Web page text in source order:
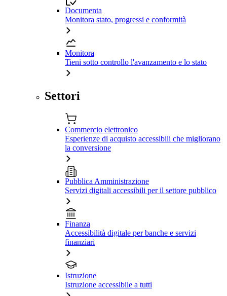
Documenta
Monitora stato, progressi e conformità
Monitora
Tieni sotto controllo l'avanzamento e lo stato
Settori
Commercio elettronico
Esperienze di acquisto accessibili che migliorano
la conversione
Pubblica Amministrazione
Servizi digitali accessibili per il settore pubblico
Finanza
Accessibilità digitale per banche e servizi
finanziari
Istruzione
Istruzione accessibile a tutti